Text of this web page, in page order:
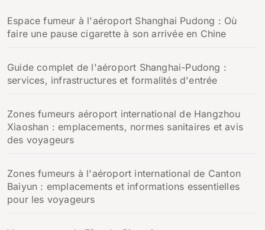
e
r
Espace fumeur à l'aéroport Shanghai Pudong : Où
faire une pause cigarette à son arrivée en Chine
Guide complet de l'aéroport Shanghai-Pudong :
services, infrastructures et formalités d'entrée
Zones fumeurs aéroport international de Hangzhou
Xiaoshan : emplacements, normes sanitaires et avis
des voyageurs
Zones fumeurs à l'aéroport international de Canton
Baiyun : emplacements et informations essentielles
pour les voyageurs